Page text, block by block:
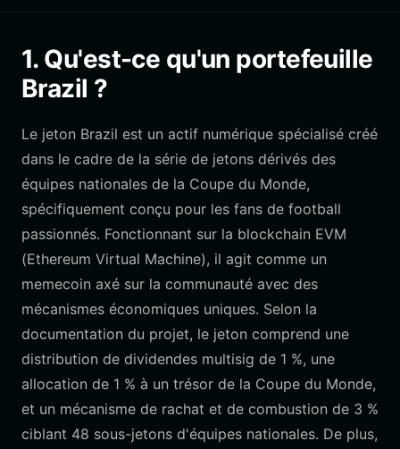
1. Qu'est-ce qu'un portefeuille
Brazil ?
Le jeton Brazil est un actif numérique spécialisé créé
dans le cadre de la série de jetons dérivés des
équipes nationales de la Coupe du Monde,
spécifiquement conçu pour les fans de football
passionnés. Fonctionnant sur la blockchain EVM
(Ethereum Virtual Machine), il agit comme un
memecoin axé sur la communauté avec des
mécanismes économiques uniques. Selon la
documentation du projet, le jeton comprend une
distribution de dividendes multisig de 1 %, une
allocation de 1 % à un trésor de la Coupe du Monde,
et un mécanisme de rachat et de combustion de 3 %
ciblant 48 sous-jetons d'équipes nationales. De plus,